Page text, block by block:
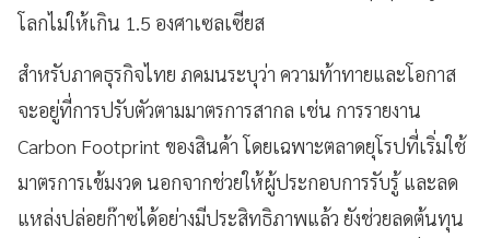
โลกไม่ให้เกิน 1.5 องศาเซลเซียส
สำหรับภาคธุรกิจไทย ภคมนระบุว่า ความท้าทายและโอกาส
จะอยู่ที่การปรับตัวตามมาตรการสากล เช่น การรายงาน
Carbon Footprint ของสินค้า โดยเฉพาะตลาดยุโรปที่เริ่มใช้
มาตรการเข้มงวด นอกจากช่วยให้ผู้ประกอบการรับรู้ และลด
แหล่งปล่อยก๊าซได้อย่างมีประสิทธิภาพแล้ว ยังช่วยลดต้นทุน